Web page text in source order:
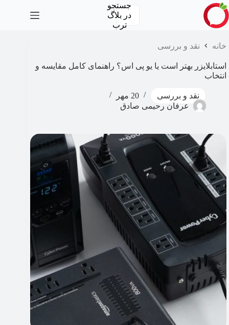
پرش
به
محتوا
جستجو
در بلاگ
ترب
خانه نقد و بررسی
استابلایزر بهتر است یا یو پی اس؟ راهنمای کامل مقایسه و
انتخاب
نقد و بررسی
20 مهر
عرفان رحیمی صادق